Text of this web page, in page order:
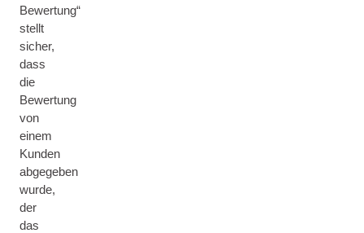
Bewertung“
stellt
sicher,
dass
die
Bewertung
von
einem
Kunden
abgegeben
wurde,
der
das